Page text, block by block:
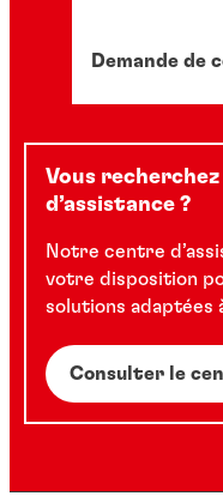
Demande de
Vous
d’assistance ?
Notre centre
votre disposition
solutions adaptées
Consulter le